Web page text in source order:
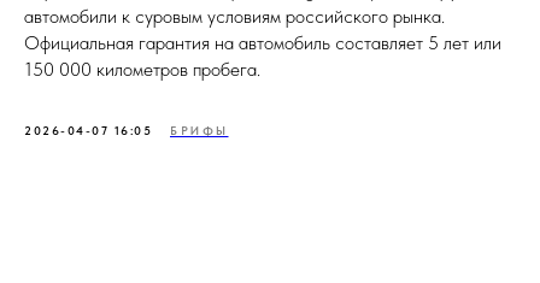
автомобили к суровым условиям российского рынка.
Официальная гарантия на автомобиль составляет 5 лет или
150 000 километров пробега.
2026-04-07 16:05 БРИФЫ